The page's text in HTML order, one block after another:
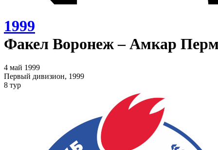
1999
Факел Воронеж – Амкар
4 май 1999
Первый дивизион, 1999
8 тур